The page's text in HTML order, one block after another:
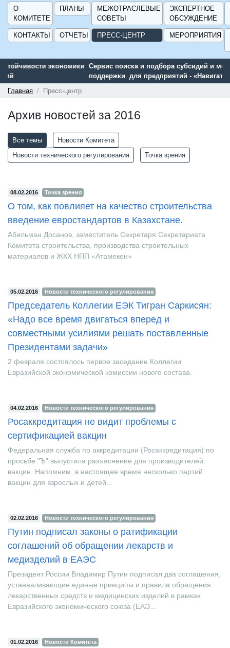
О
КОМИТЕТЕ
ПЛАНЫ
МЕЖОТРАСЛЕВЫЕ
СОВЕТЫ
ЭКСПЕРТНОЕ
ОБСУЖДЕНИЕ
КОНТАКТЫ ОТЧЕТЫ ПРЕСС-ЦЕНТР МЕРОПРИЯТИЯ
Сервис поиска и подбора субсидий и мер государственной
поддержки для предприятий - «Навигатор мер поддержки
ГИСП».
Архив новостей за 2016
Все темы
Новости Комитета
Новости технического регулирования
Точка зрения
08.02.2016
О том, как повлияет на качество строительства
введение евростандартов в Казахстане.
Абильман Досанов, заместитель Секретаря Секретариата
Комитета строительства, производства строительных
05.02.2016 Новости технического регулирования
Председатель Коллегии ЕЭК Тигран Саркисян:
«Надо все время двигаться вперед и
совместными усилиями решать поставленные
Президентами задачи»
2 февраля состоялось первое заседание Коллегии
04.02.2016 Новости технического регулирования
Росаккредитация не видит проблемы с
сертификацией вакцин
Федеральная служба по аккредитации (Росаккредитация) по
просьбе "Ъ" выпустила разъяснение для производителей
вакцин. Напомним, в настоящее время несколько партий
02.02.2016 Новости технического регулирования
Путин подписал законы о ратификации
соглашений об обращении лекарств и
медизделий в ЕАЭС
Президент России Владимир Путин подписал два соглашения,
устанавливающие единые принципы и правила обращения
лекарственных средств и медицинских изделий в рамках